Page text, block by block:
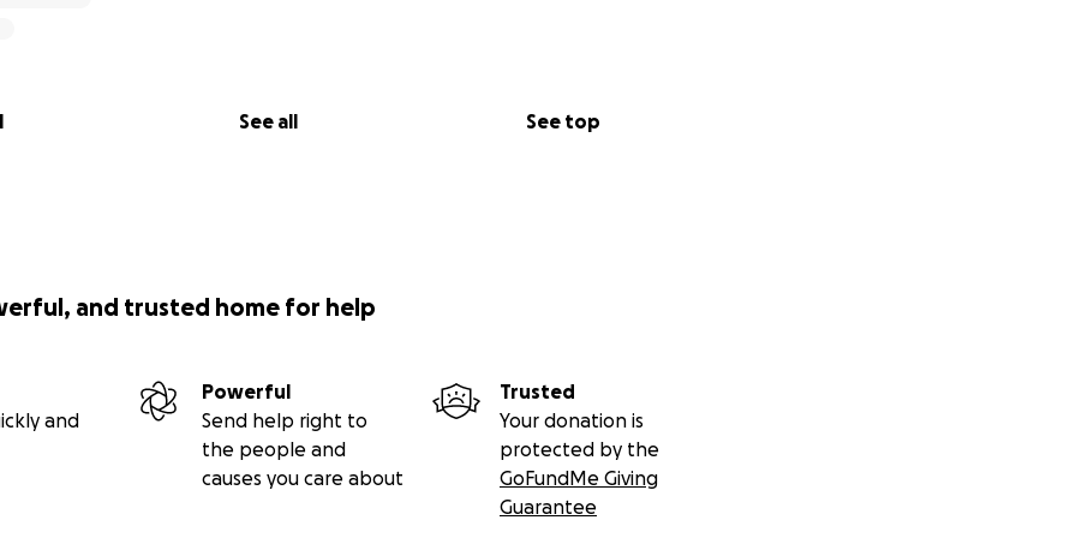
See all See top
and trusted home for help
and
Powerful
Send help right to
the people and
causes you care about
Trusted
Your donation is
protected by the
GoFundMe Giving
Guarantee